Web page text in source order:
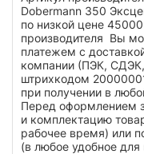
Dobermann 350
по низкой цене
производителя Вы
платежем с
компании (ПЭК,
штрихкодом
при получении в
Перед оформлением
и комплектацию
рабочее время) или
(в любое удобное